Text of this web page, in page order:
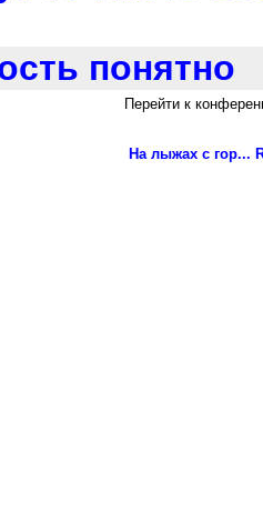
понятно
Перейти к
На лыжах с гор...